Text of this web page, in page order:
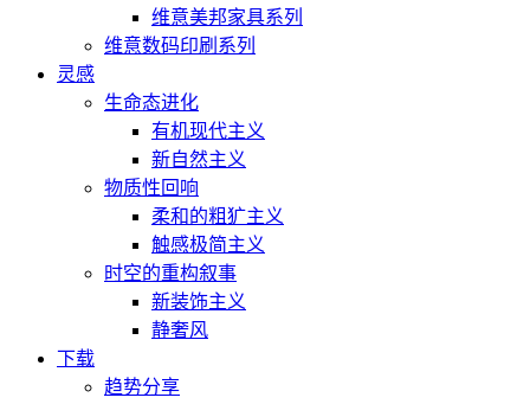
维意美邦家具系列
维意数码印刷系列
灵感
生命态进化
有机现代主义
新自然主义
物质性回响
柔和的粗犷主义
触感极简主义
时空的重构叙事
新装饰主义
静奢风
下载
趋势分享